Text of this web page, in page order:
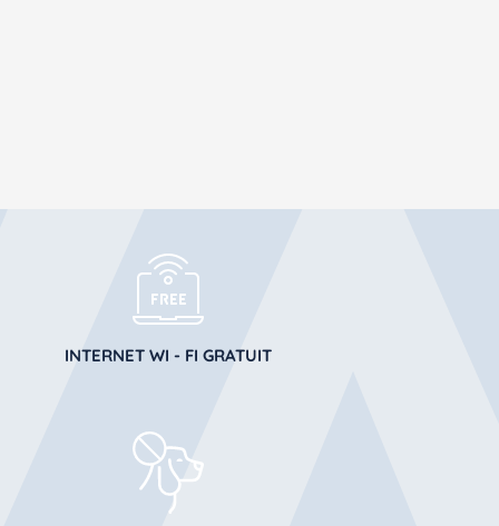
INTERNET WI - FI GRATUIT